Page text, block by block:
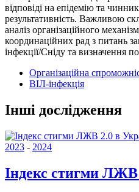
відповіді на епідемію та
результативність. Важливою
аналіз організаційного
координаційних рад з питань
інфекції/Сніду та визначення
Організаційна
ВІЛ-інфекція
Інші дослідження
2023 - 2024
Індекс стигми ЛЖВ